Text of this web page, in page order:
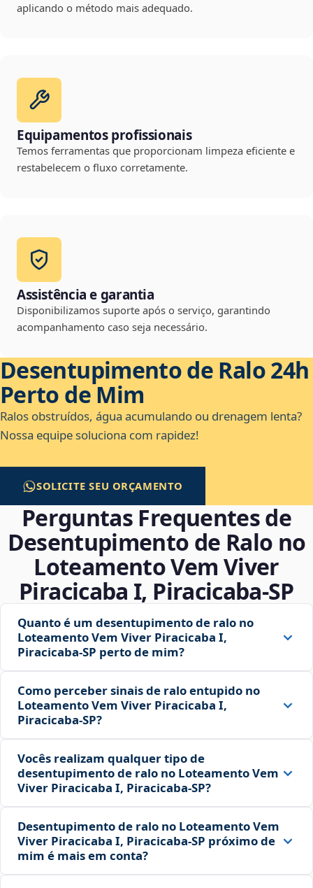
aplicando o método mais adequado.
Equipamentos profissionais
Temos ferramentas que proporcionam limpeza eficiente e
restabelecem o fluxo corretamente.
Assistência e garantia
Disponibilizamos suporte após o serviço, garantindo
acompanhamento caso seja necessário.
Desentupimento de Ralo 24h
Perto de Mim
Ralos obstruídos, água acumulando ou drenagem lenta?
Nossa equipe soluciona com rapidez!
SOLICITE SEU ORÇAMENTO
Perguntas Frequentes de
Desentupimento de Ralo no
Loteamento Vem Viver
Piracicaba I, Piracicaba‑SP
Quanto é um desentupimento de ralo no
Loteamento Vem Viver Piracicaba I,
Piracicaba‑SP perto de mim?
Como perceber sinais de ralo entupido no
Loteamento Vem Viver Piracicaba I,
Piracicaba‑SP?
Vocês realizam qualquer tipo de
desentupimento de ralo no Loteamento Vem
Viver Piracicaba I, Piracicaba‑SP?
Desentupimento de ralo no Loteamento Vem
Viver Piracicaba I, Piracicaba‑SP próximo de
mim é mais em conta?